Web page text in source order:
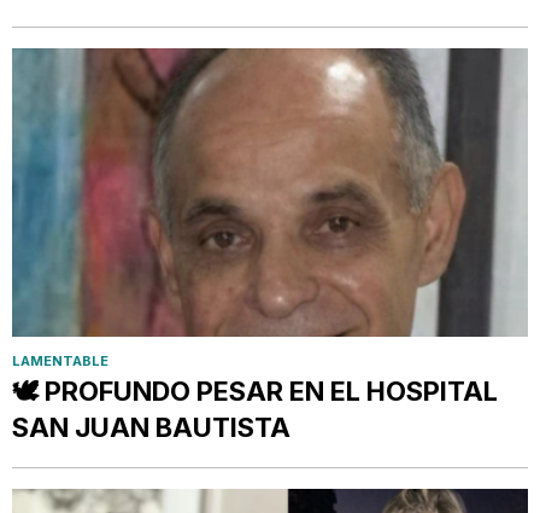
LAMENTABLE
🕊️ PROFUNDO PESAR EN EL HOSPITAL
SAN JUAN BAUTISTA